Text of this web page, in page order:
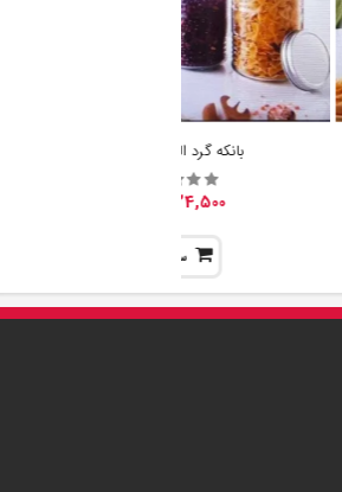
بانکه گرد الشن سایز 2
24,500 تومان
سبد خرید